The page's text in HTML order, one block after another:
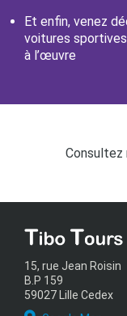
Et enfin, venez
voitures
à l’œuvre
15, rue Jean Roisin
B.P 159
59027 Lille Cedex